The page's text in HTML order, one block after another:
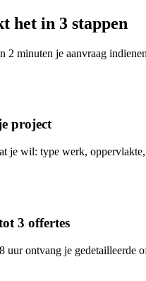
het in 3 stappen
2 minuten je aanvraag
project
je wil: type werk,
3 offertes
uur ontvang je gedetailleerde